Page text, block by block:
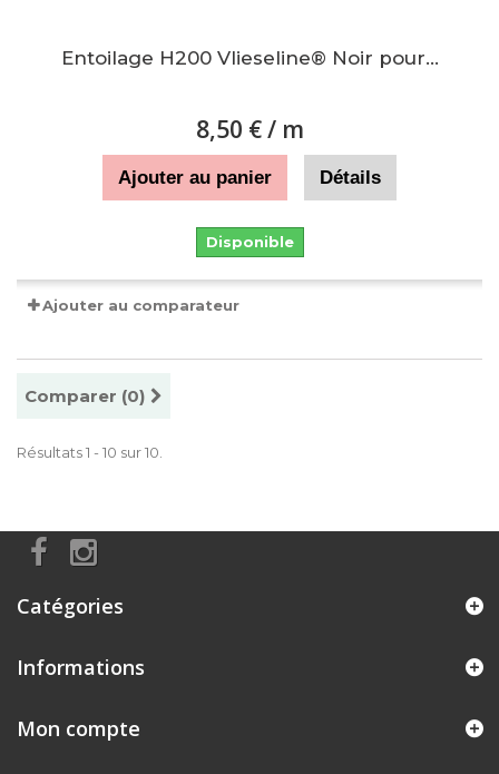
Entoilage H200 Vlieseline® Noir pour...
8,50 €/ m
Ajouter au panier Détails
Disponible
Ajouter au comparateur
Comparer (0)
Résultats 1 - 10 sur 10.
Catégories
Informations
Mon compte